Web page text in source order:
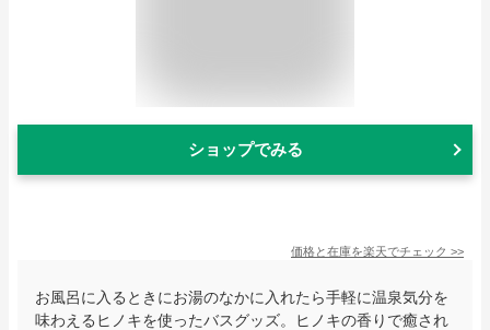
ショップでみる
価格と在庫を楽天でチェック >>
お風呂に入るときにお湯のなかに入れたら手軽に温泉気分を
味わえるヒノキを使ったバスグッズ。ヒノキの香りで癒され